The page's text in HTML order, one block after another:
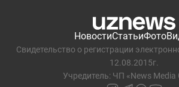
НовостиСтатьиФото
Свидетельство о регистрации
12.08.2015г.
Учредитель: ЧП «News Media